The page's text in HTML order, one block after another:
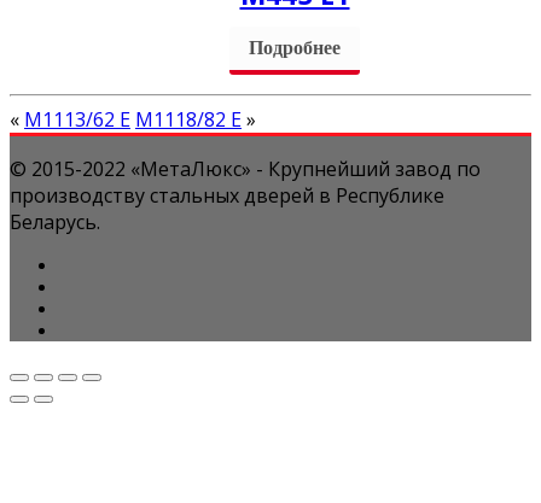
Подробнее
« М1113/62 Е М1118/82 Е»
© 2015-2022 «МетаЛюкс» - Крупнейший завод по
производству стальных дверей в Республике
Беларусь.